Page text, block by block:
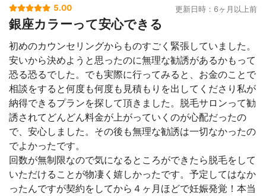
5.00 更新日時：6ヶ月以上前
銀座カラーって安心できる
初めのカウンセリングからものすごく緊張していました。
安いから決めようと思ったのに無理な勧誘があるかもって
恐る恐るでした。でも実際に行ってみると、お金のことで
相談をすると何度も何度も見積もりを出してくださり私が
納得できるプランを探して頂きました。脱毛サロンって勧
誘されてどんどん料金が上がっていくのが心配だったの
で、安心しました。その後も無理な勧誘は一切なかったの
でよかったです。
回数が無制限なので気になるところができたら脱毛をして
いただけることが物凄く嬉しかったです。予定してはなか
ったんですが契約をしてから４ヶ月ほどで妊娠発覚！本当